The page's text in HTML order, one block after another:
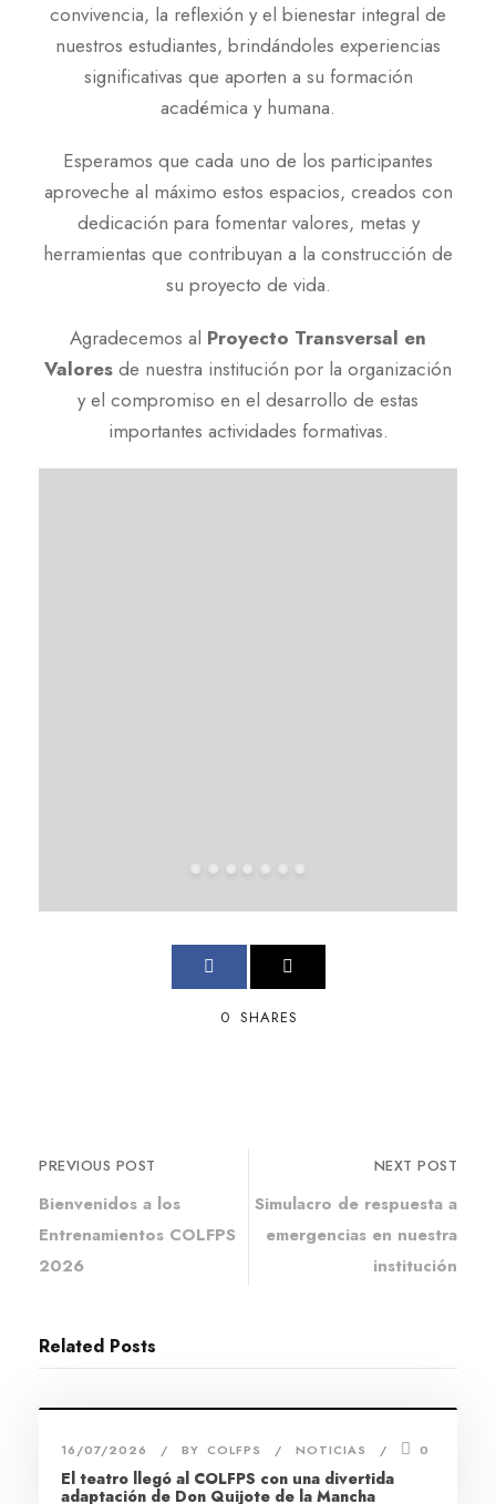
convivencia, la reflexión y el bienestar integral de
nuestros estudiantes, brindándoles experiencias
significativas que aporten a su formación
académica y humana.
Esperamos que cada uno de los participantes
aproveche al máximo estos espacios, creados con
dedicación para fomentar valores, metas y
herramientas que contribuyan a la construcción de
su proyecto de vida.
Agradecemos al Proyecto Transversal en
Valores de nuestra institución por la organización
y el compromiso en el desarrollo de estas
importantes actividades formativas.
0 SHARES
PREVIOUS POST
Bienvenidos a los
Entrenamientos COLFPS
2026
NEXT POST
Simulacro de respuesta a
emergencias en nuestra
institución
Related Posts
16/07/2026 BY COLFPS NOTICIAS 0
El teatro llegó al COLFPS con una divertida
adaptación de Don Quijote de la Mancha